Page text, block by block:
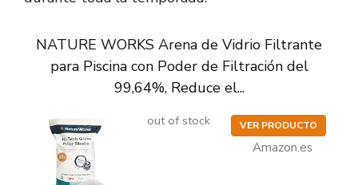
NATURE WORKS Arena de Vidrio Filtrante
para Piscina con Poder de Filtración del
99,64%, Reduce el...
out of stock VER PRODUCTO
Amazon.es